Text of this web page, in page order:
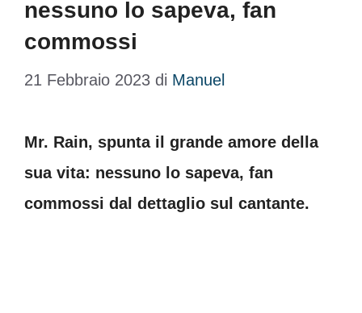
nessuno lo sapeva, fan
commossi
21 Febbraio 2023 di Manuel
Mr. Rain, spunta il grande amore della
sua vita: nessuno lo sapeva, fan
commossi dal dettaglio sul cantante.